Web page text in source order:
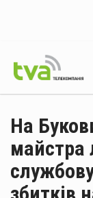
На
майстра